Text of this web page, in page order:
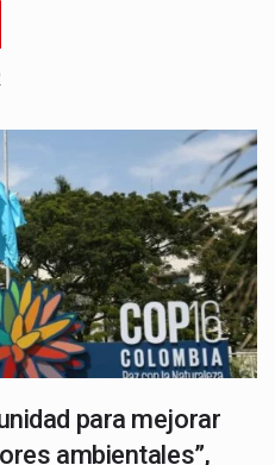
para mejorar
ambientales”,